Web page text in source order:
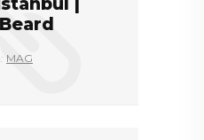
MAG